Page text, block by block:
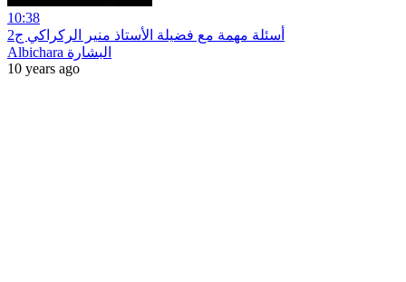
10:38
أسئلة مهمة مع فضيلة الأستاذ منير الركراكي ج2
Albichara البشارة
10 years ago